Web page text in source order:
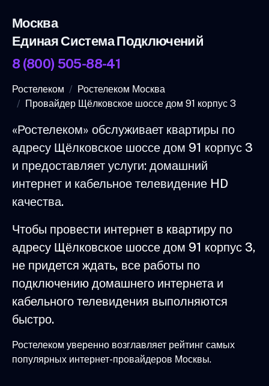
Москва
Единая Система Подключений
8 (800) 505-88-41
Ростелеком
Ростелеком Москва
Провайдер Щёлковское шоссе дом 91 корпус 3
«Ростелеком» обслуживает квартиры по
адресу Щёлковское шоссе дом 91 корпус 3
и предоставляет услуги: домашний
интернет и кабельное телевидение HD
качества.
Чтобы провести интернет в квартиру по
адресу Щёлковское шоссе дом 91 корпус 3,
не придется ждать, все работы по
подключению домашнего интернета и
кабельного телевидения выполняются
быстро.
Ростелеком уверенно возглавляет рейтинг самых
популярных интернет-провайдеров Москвы.